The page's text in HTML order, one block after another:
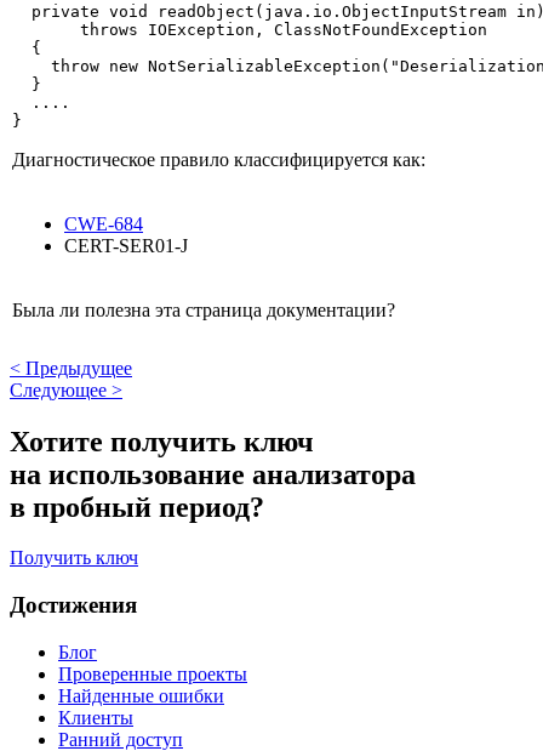
private void readObject(java.io.ObjectInputStream
       throws IOException, ClassNotFoundException
  {
throw new
  }
  ....
}
Диагностическое правило классифицируется как:
CWE-684
CERT-SER01-J
Была ли полезна эта страница документации?
< Предыдущее
Следующее >
Хотите получить ключ
на использование анализатора
в пробный период?
Получить ключ
Достижения
Блог
Проверенные проекты
Найденные ошибки
Клиенты
Ранний доступ